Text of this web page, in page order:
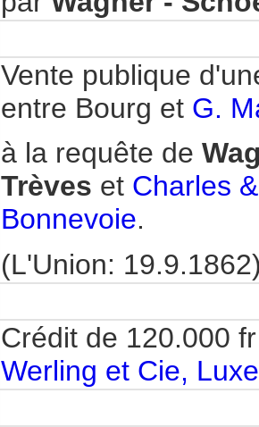
Vente publique
entre Bourg et G.
à la requête de
Trèves et Charles
Bonnevoie.
(L'Union:
Crédit de 120.000
Werling et Cie,